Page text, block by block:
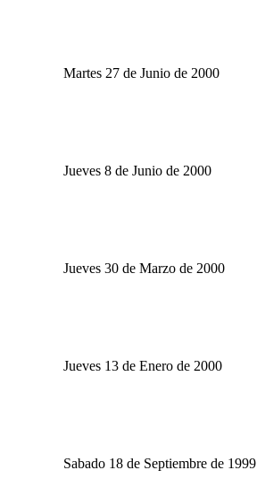
Martes 27 de Junio de 2000
Jueves 8 de Junio de 2000
Jueves 30 de Marzo de 2000
Jueves 13 de Enero de 2000
Sabado 18 de Septiembre de 1999